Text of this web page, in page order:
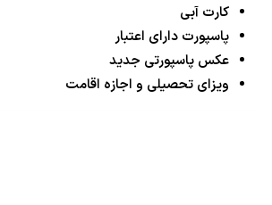
کارت آبی
پاسپورت دارای اعتبار
عکس پاسپورتی جدید
ویزای تحصیلی و اجازه اقامت